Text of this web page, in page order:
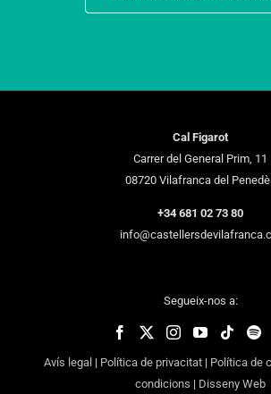
Cal Figarot
Carrer del General Prim, 11
08720 Vilafranca del
+34 681 02 73 80
Segueix-nos a:
Avís legal | Política de privacitat| Política de
condicions | Disseny Web